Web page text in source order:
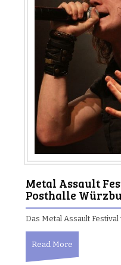
Metal Assault
Posthalle
Das Metal Assault
Read More